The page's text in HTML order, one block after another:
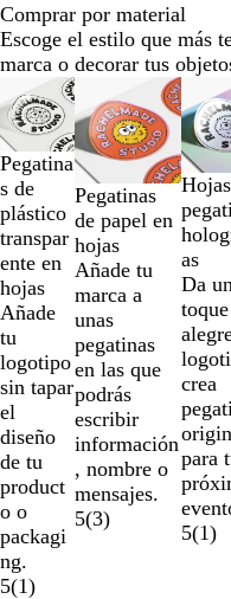
Comprar por material
Escoge el estilo que más
marca o decorar tus
Opciones nuevas
Pegatina
s de
plástico
transpar
ente en
hojas
Añade
tu
logotipo
sin tapar
el
diseño
de tu
product
o o
packagi
ng.
5(1)
Opciones nuevas
Pegatinas
de papel en
hojas
Añade tu
marca a
unas
pegatinas
en las que
podrás
escribir
información
, nombre o
mensajes.
5(3)
as
Da un
toque
crea
para
5(1)
Diapositivas
de
la
1
a
la
2
de
un
total
de
6